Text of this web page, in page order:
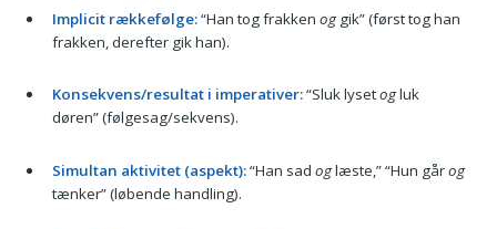
Implicit rækkefølge:“Han tog frakken oggik” (først tog han
frakken, derefter gik han).
Konsekvens/resultat i imperativer:“Sluk lysetogluk
døren” (følgesag/sekvens).
Simultan aktivitet (aspekt):“Han sad oglæste,” “Hun gårog
tænker” (løbende handling).